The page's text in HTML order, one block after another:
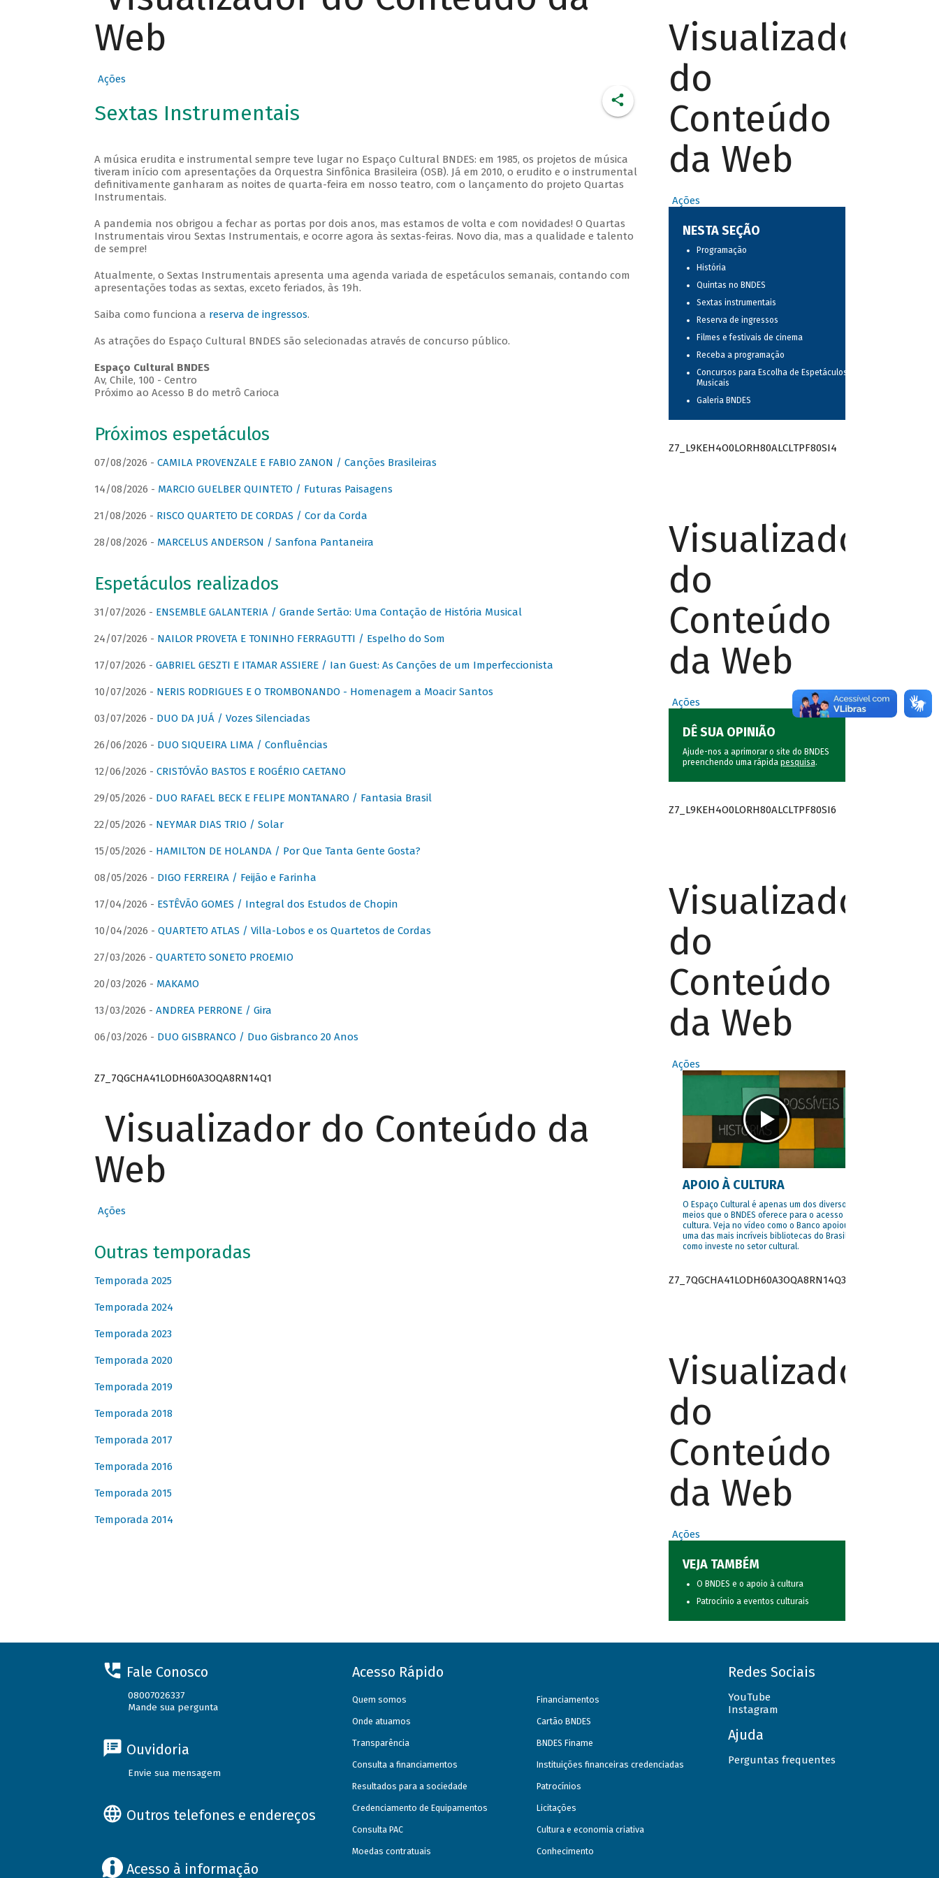
Web
Ações
Sextas Instrumentais
A música erudita e instrumental sempre teve lugar no Espaço Cultural BNDES: em 1985, os projetos de música
tiveram início com apresentações da Orquestra Sinfônica Brasileira (OSB). Já em 2010, o erudito e o instrumental
definitivamente ganharam as noites de quarta-feira em nosso teatro, com o lançamento do projeto Quartas
Instrumentais.
A pandemia nos obrigou a fechar as portas por dois anos, mas estamos de volta e com novidades! O Quartas
Instrumentais virou Sextas Instrumentais, e ocorre agora às sextas-feiras. Novo dia, mas a qualidade e talento
de sempre!
Atualmente, o Sextas Instrumentais apresenta uma agenda variada de espetáculos semanais, contando com
apresentações todas as sextas, exceto feriados, às 19h.
Saiba como funciona a reserva de ingressos.
As atrações do Espaço Cultural BNDES são selecionadas através de concurso público.
Espaço Cultural BNDES
Av, Chile, 100 - Centro
Próximo ao Acesso B do metrô Carioca
Próximos espetáculos
07/08/2026 - CAMILA PROVENZALE E FABIO ZANON / Canções Brasileiras
14/08/2026 - MARCIO GUELBER QUINTETO / Futuras Paisagens
21/08/2026 - RISCO QUARTETO DE CORDAS / Cor da Corda
28/08/2026 - MARCELUS ANDERSON / Sanfona Pantaneira
Espetáculos realizados
31/07/2026 - ENSEMBLE GALANTERIA / Grande Sertão: Uma Contação de História Musical
24/07/2026 - NAILOR PROVETA E TONINHO FERRAGUTTI / Espelho do Som
17/07/2026 - GABRIEL GESZTI E ITAMAR ASSIERE / Ian Guest: As Canções de um Imperfeccionista
10/07/2026 - NERIS RODRIGUES E O TROMBONANDO - Homenagem a Moacir Santos
03/07/2026 - DUO DA JUÁ / Vozes Silenciadas
26/06/2026 - DUO SIQUEIRA LIMA / Confluências
12/06/2026 - CRISTÓVÃO BASTOS E ROGÉRIO CAETANO
29/05/2026 - DUO RAFAEL BECK E FELIPE MONTANARO / Fantasia Brasil
22/05/2026 - NEYMAR DIAS TRIO / Solar
15/05/2026 - HAMILTON DE HOLANDA / Por Que Tanta Gente Gosta?
08/05/2026 - DIGO FERREIRA / Feijão e Farinha
17/04/2026 - ESTÊVÃO GOMES / Integral dos Estudos de Chopin
10/04/2026 - QUARTETO ATLAS / Villa-Lobos e os Quartetos de Cordas
27/03/2026 - QUARTETO SONETO PROEMIO
20/03/2026 - MAKAMO
13/03/2026 - ANDREA PERRONE / Gira
06/03/2026 - DUO GISBRANCO / Duo Gisbranco 20 Anos
Z7_7QGCHA41LODH60A3OQA8RN14Q1
Visualizador do Conteúdo da
Web
Ações
Outras temporadas
Temporada 2025
Temporada 2024
Temporada 2023
Temporada 2020
Temporada 2019
Temporada 2018
Temporada 2017
Temporada 2016
Temporada 2015
Temporada 2014
Visualizador
do
Conteúdo
da Web
Ações
NESTA SEÇÃO
Programação
História
Quintas no BNDES
Sextas instrumentais
Reserva de ingressos
Filmes e festivais de cinema
Receba a programação
Concursos para Escolha de Espetáculos
Musicais
Galeria BNDES
Z7_L9KEH4O0LORH80ALCLTPF80SI4
Visualizador
do
Conteúdo
da Web
Ações
DÊ SUA OPINIÃO
Ajude-nos a aprimorar o site do BNDES
preenchendo uma rápida pesquisa.
Z7_L9KEH4O0LORH80ALCLTPF80SI6
Visualizador
do
Conteúdo
da Web
Ações
APOIO À CULTURA
O Espaço Cultural é apenas um dos diversos
meios que o BNDES oferece para o acesso à
cultura. Veja no vídeo como o Banco apoiou
uma das mais incríveis bibliotecas do Brasil e
como investe no setor cultural.
Z7_7QGCHA41LODH60A3OQA8RN14Q3
Visualizador
do
Conteúdo
da Web
Ações
VEJA TAMBÉM
O BNDES e o apoio à cultura
Patrocínio a eventos culturais
Fale Conosco
08007026337
Mande sua pergunta
Ouvidoria
Envie sua mensagem
Outros telefones e endereços
Acesso à informação
Acesso Rápido
Quem somos
Onde atuamos
Transparência
Consulta a financiamentos
Resultados para a sociedade
Credenciamento de Equipamentos
Consulta PAC
Moedas contratuais
Financiamentos
Cartão BNDES
BNDES Finame
Instituições financeiras credenciadas
Patrocínios
Licitações
Cultura e economia criativa
Conhecimento
Redes Sociais
YouTube
Instagram
Ajuda
Perguntas frequentes